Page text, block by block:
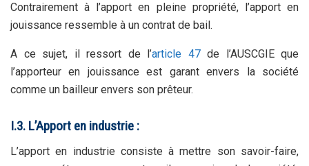
Contrairement à l’apport en pleine propriété, l’apport en
jouissance ressemble à un contrat de bail.
A ce sujet, il ressort de l’article 47de l’AUSCGIE que
l’apporteur en jouissance est garant envers la société
comme un bailleur envers son prêteur.
I.3. L’Apport en industrie :
L’apport en industrie consiste à mettre son savoir-faire,